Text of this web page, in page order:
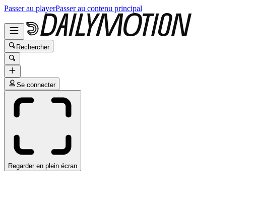
Passer au playerPasser au contenu principal
Rechercher
Se connecter
Regarder en plein écran